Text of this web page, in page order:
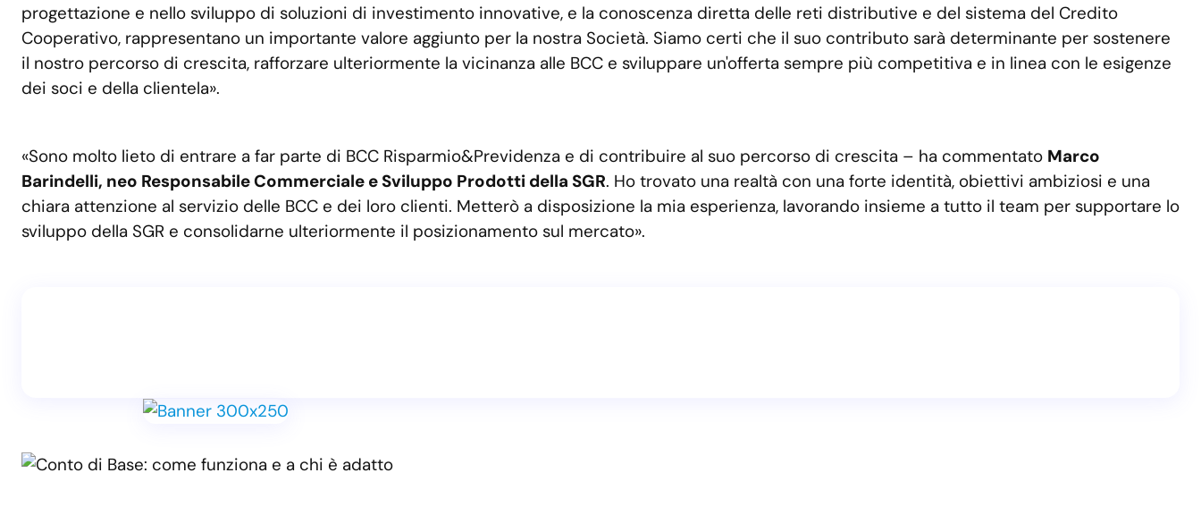
progettazione e nello sviluppo di soluzioni di investimento innovative, e la conoscenza diretta delle reti distributive e del sistema del Credito
Cooperativo, rappresentano un importante valore aggiunto per la nostra Società. Siamo certi che il suo contributo sarà determinante per sostenere
il nostro percorso di crescita, rafforzare ulteriormente la vicinanza alle BCC e sviluppare un'offerta sempre più competitiva e in linea con le esigenze
dei soci e della clientela».
«Sono molto lieto di entrare a far parte di BCC Risparmio&Previdenza e di contribuire al suo percorso di crescita – ha commentato Marco
Barindelli, neo Responsabile Commerciale e Sviluppo Prodotti della SGR. Ho trovato una realtà con una forte identità, obiettivi ambiziosi e una
chiara attenzione al servizio delle BCC e dei loro clienti. Metterò a disposizione la mia esperienza, lavorando insieme a tutto il team per supportare lo
sviluppo della SGR e consolidarne ulteriormente il posizionamento sul mercato».